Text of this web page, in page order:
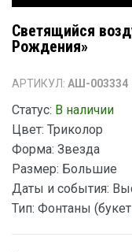
Светящийся
Рождения»
АРТИКУЛ: АШ-003334
Статус: В наличии
Цвет: Триколор
Форма: Звезда
Размер: Большие
Даты и события:
Тип: Фонтаны